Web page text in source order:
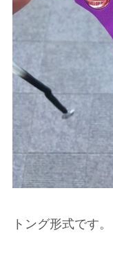
トング形式です。